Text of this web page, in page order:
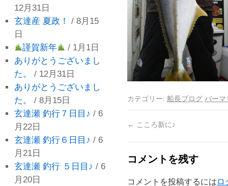
カテゴリー: 船長ブログ パーマ
← こころ新に♪
コメントを残す
コメントを投稿するには ロ
12月31日
玄達産 夏政！
/ 8月15
日
謹賀新年
/ 1月1日
ありがとうございまし
た。
/ 12月31日
ありがとうございまし
た。
/ 8月15日
玄達瀬 釣行７日目♪ / 6
月22日
玄達瀬 釣行６日目♪ / 6
月21日
玄達瀬 釣行 ５日目♪ / 6
月20日